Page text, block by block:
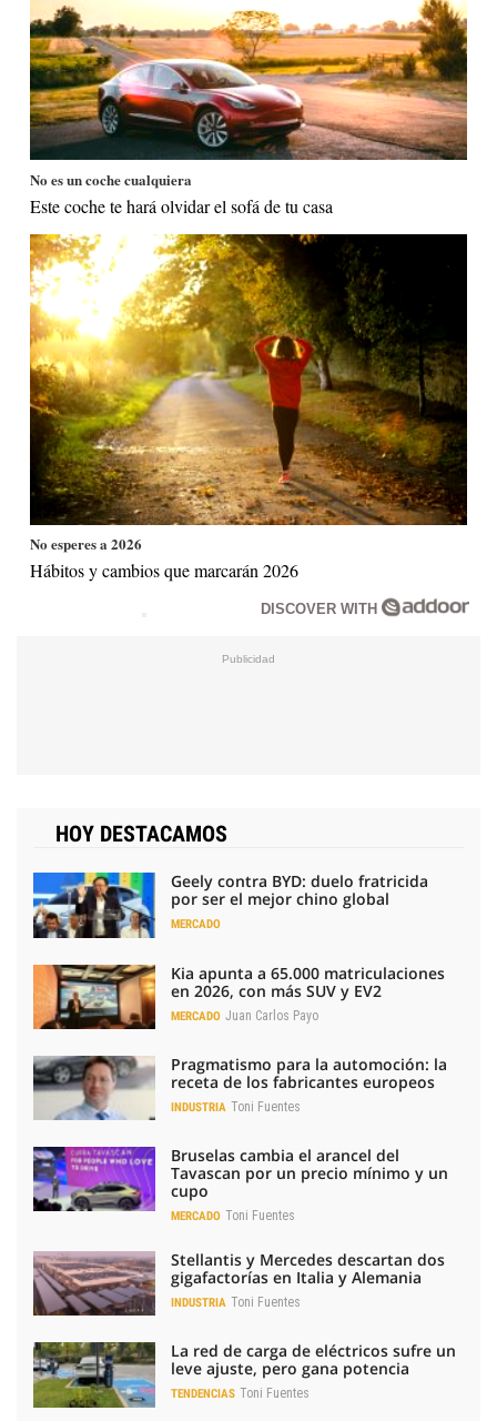
No es un coche cualquiera
Este coche te hará olvidar el sofá de tu casa
No esperes a 2026
Hábitos y cambios que marcarán 2026
DISCOVER WITH
HOY DESTACAMOS
Geely contra BYD: duelo fratricida
por ser el mejor chino global
MERCADO
Kia apunta a 65.000 matriculaciones
en 2026, con más SUV y EV2
MERCADO Juan Carlos Payo
Pragmatismo para la automoción: la
receta de los fabricantes europeos
INDUSTRIA Toni Fuentes
Bruselas cambia el arancel del
Tavascan por un precio mínimo y un
cupo
MERCADO Toni Fuentes
Stellantis y Mercedes descartan dos
gigafactorías en Italia y Alemania
INDUSTRIA Toni Fuentes
La red de carga de eléctricos sufre un
leve ajuste, pero gana potencia
TENDENCIAS Toni Fuentes